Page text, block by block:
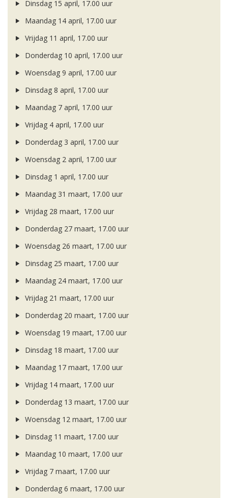
Dinsdag 15 april, 17.00 uur
Maandag 14 april, 17.00 uur
Vrijdag 11 april, 17.00 uur
Donderdag 10 april, 17.00 uur
Woensdag 9 april, 17.00 uur
Dinsdag 8 april, 17.00 uur
Maandag 7 april, 17.00 uur
Vrijdag 4 april, 17.00 uur
Donderdag 3 april, 17.00 uur
Woensdag 2 april, 17.00 uur
Dinsdag 1 april, 17.00 uur
Maandag 31 maart, 17.00 uur
Vrijdag 28 maart, 17.00 uur
Donderdag 27 maart, 17.00 uur
Woensdag 26 maart, 17.00 uur
Dinsdag 25 maart, 17.00 uur
Maandag 24 maart, 17.00 uur
Vrijdag 21 maart, 17.00 uur
Donderdag 20 maart, 17.00 uur
Woensdag 19 maart, 17.00 uur
Dinsdag 18 maart, 17.00 uur
Maandag 17 maart, 17.00 uur
Vrijdag 14 maart, 17.00 uur
Donderdag 13 maart, 17.00 uur
Woensdag 12 maart, 17.00 uur
Dinsdag 11 maart, 17.00 uur
Maandag 10 maart, 17.00 uur
Vrijdag 7 maart, 17.00 uur
Donderdag 6 maart, 17.00 uur